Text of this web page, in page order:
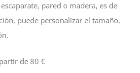
pared o madera, es de
puede personalizar el tamaño,
de 80 €